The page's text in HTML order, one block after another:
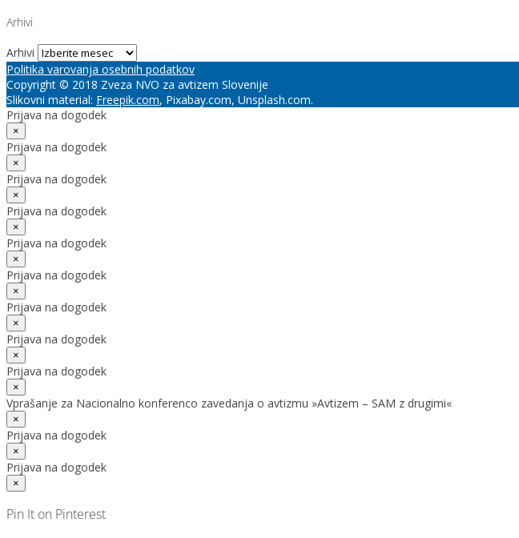
Arhivi
Arhivi
Politika varovanja osebnih podatkov
Copyright © 2018 Zveza NVO za avtizem Slovenije
Slikovni material: Freepik.com, Pixabay.com, Unsplash.com.
Prijava na dogodek
×
Prijava na dogodek
×
Prijava na dogodek
×
Prijava na dogodek
×
Prijava na dogodek
×
Prijava na dogodek
×
Prijava na dogodek
×
Prijava na dogodek
×
Prijava na dogodek
×
Vprašanje za Nacionalno konferenco zavedanja o avtizmu »Avtizem – SAM z drugimi«
×
Prijava na dogodek
×
Prijava na dogodek
×
Pin It on Pinterest